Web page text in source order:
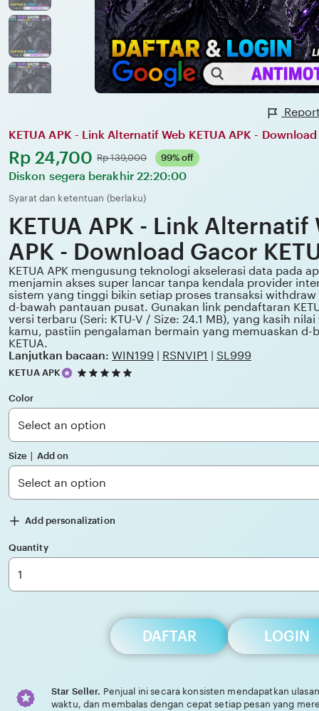
KETUA APK - Link Alternatif Web KETUA APK -
Harga:
Rp 24,700 Normal:
Rp 139,000 99% off
Diskon segera berakhir 22:20:00
Syarat dan ketentuan (berlaku)
KETUA APK - Link Alternatif
APK - Download Gacor
KETUA APK mengusung teknologi akselerasi data pada
menjamin akses super lancar tanpa kendala provider
sistem yang tinggi bikin setiap proses transaksi
d-bawah pantauan pusat. Gunakan link pendaftaran
versi terbaru (Seri: KTU-V / Size: 24.1 MB), yang kasih
kamu, pastiin pengalaman bermain yang memuaskan d-
KETUA.
Lanjutkan bacaan: WIN199 RSNVIP1 SL999
KETUA APK
5
5
stars
Color
Size ∣ Add on
Add personalization
Quantity
DAFTAR LOGIN
Star Seller. Penjual ini secara konsisten mendapatkan
waktu, dan membalas dengan cepat setiap pesan yang